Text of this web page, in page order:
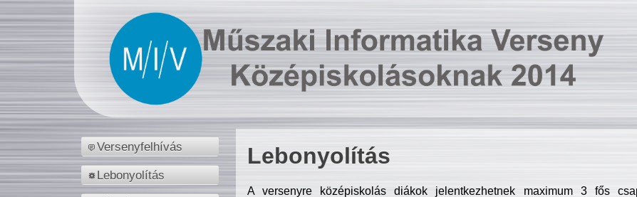
Versenyfelhívás
Lebonyolítás
Lebonyolítás
A versenyre középiskolás diákok jelentkezhetnek maximum 3 fős